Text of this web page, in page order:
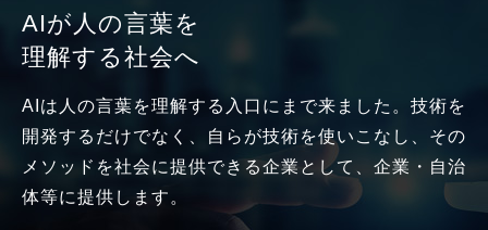
AIが人の言葉を
理解する社会へ
AIは人の言葉を理解する入口にまで来ました。技術を
開発するだけでなく、自らが技術を使いこなし、その
メソッドを社会に提供できる企業として、企業・自治
体等に提供します。